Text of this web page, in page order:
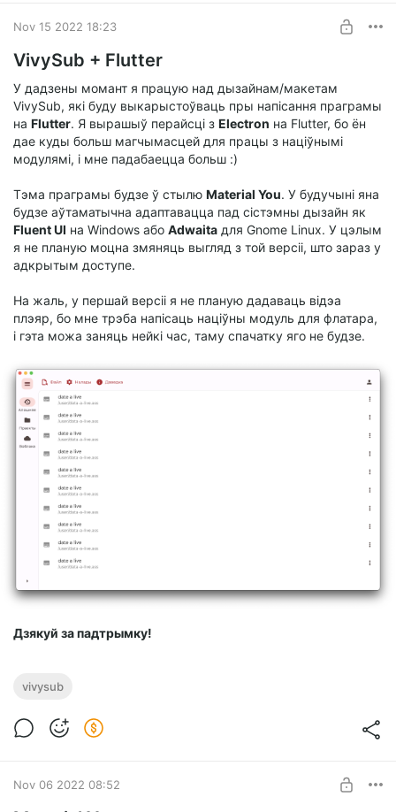
Nov 15 2022 18:23
VivySub + Flutter
У дадзены момант я працую над дызайнам/макетам
VivySub, які буду выкарыстоўваць пры напісання праграмы
на Flutter. Я вырашыў перайсці з Electron на Flutter, бо ён
дае куды больш магчымасцей для працы з націўнымі
модулямі, і мне падабаецца больш :)
Тэма праграмы будзе ў стылю Material You. У будучыні яна
будзе аўтаматычна адаптавацца пад сістэмны дызайн як
Fluent UI на Windows або Adwaita для Gnome Linux. У цэлым
я не планую моцна змяняць выгляд з той версіі, што зараз у
адкрытым доступе.
На жаль, у першай версіі я не планую дадаваць відэа
плэяр, бо мне трэба напісаць націўны модуль для флатара,
і гэта можа заняць нейкі час, таму спачатку яго не будзе.
Дзякуй за падтрымку!
vivysub
Nov 06 2022 08:52